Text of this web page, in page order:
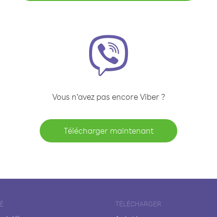
Vous n’avez pas encore Viber ?
Télécharger maintenant
TÉLÉCHARGER